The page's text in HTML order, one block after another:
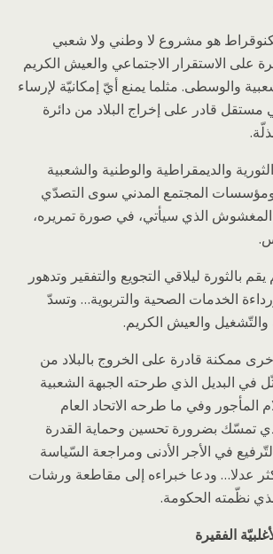
هو مشروع لا وطني ولا شعبي
على الاستقرار الاجتماعي والعيش الكريم
والوسطى. مثلما يمنع أيّ إمكانيّة لإرساء
مستقل قادر على إخراج البلاد من دائرة
والديمقراطية والوطنية والشعبية
ومؤسسات المجتمع المدني سوى التصدّي
المغشوش الذي سيأتي، في صورة تمريره،
بالثورة ليلاقي التجويع والتفقير وتدهور
الخدمات الصحية والتربوية… وتسدّ
والتّشغيل والعيش الكريم.
ممكنة قادرة على الخروج بالبلاد من
في البديل الذي طرحته الجبهة الشعبية
المأجور وفي ما طرحه الاتحاد العام
تمسّك بضرورة تحسين وحماية القدرة
في الأجر الأدنى ومراجعة السّياسة
عدلا… ودعا خبراءه إلى مقاطعة ورشات
نظّمته الحكومة.
الفقيرة